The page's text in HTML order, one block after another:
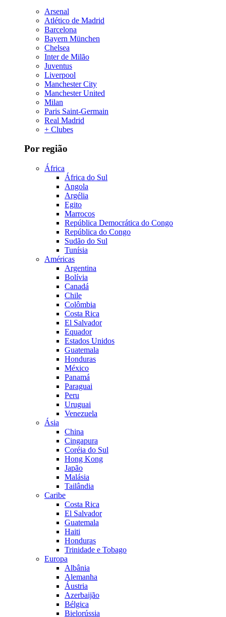
Arsenal
Atlético de Madrid
Barcelona
Bayern München
Chelsea
Inter de Milão
Juventus
Liverpool
Manchester City
Manchester United
Milan
Paris Saint-Germain
Real Madrid
+ Clubes
Por região
África
África do Sul
Angola
Argélia
Egito
Marrocos
República Democrática do Congo
República do Congo
Sudão do Sul
Tunísia
Américas
Argentina
Bolívia
Canadá
Chile
Colômbia
Costa Rica
El Salvador
Equador
Estados Unidos
Guatemala
Honduras
México
Panamá
Paraguai
Peru
Uruguai
Venezuela
Ásia
China
Cingapura
Coréia do Sul
Hong Kong
Japão
Malásia
Tailândia
Caribe
Costa Rica
El Salvador
Guatemala
Haiti
Honduras
Trinidade e Tobago
Europa
Albânia
Alemanha
Áustria
Azerbaijão
Bélgica
Bielorússia